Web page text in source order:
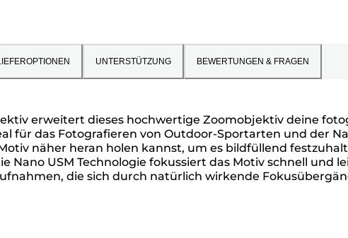
UNTERSTÜTZUNG BEWERTUNGEN & FRAGEN
erweitert dieses hochwertige Zoomobjektiv deine
für das Fotografieren von Outdoor-Sportarten und der
näher heran holen kannst, um es bildfüllend
USM Technologie fokussiert das Motiv schnell und
die sich durch natürlich wirkende